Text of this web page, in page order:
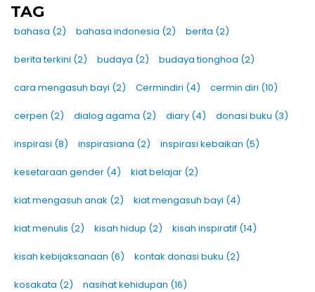
TAG
bahasa (2) bahasa indonesia (2) berita (2)
berita terkini (2) budaya (2) budaya tionghoa (2)
cara mengasuh bayi (2) Cermindiri (4) cermin diri (10)
cerpen (2) dialog agama (2) diary (4) donasi buku (3)
inspirasi (8) inspirasiana (2) inspirasi kebaikan (5)
kesetaraan gender (4) kiat belajar (2)
kiat mengasuh anak (2) kiat mengasuh bayi (4)
kiat menulis (2) kisah hidup (2) kisah inspiratif (14)
kisah kebijaksanaan (6) kontak donasi buku (2)
kosakata (2) nasihat kehidupan (16)